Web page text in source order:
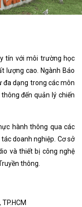
tín với môi trường học
lượng cao. Ngành Báo
đa dạng trong các môn
đến quản lý chiến
hành thông qua các
doanh nghiệp. Cơ sở
và thiết bị công nghệ
thông.